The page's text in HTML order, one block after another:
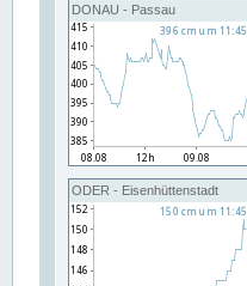
DONAU - Passau
ODER - Eisenhüttenstadt